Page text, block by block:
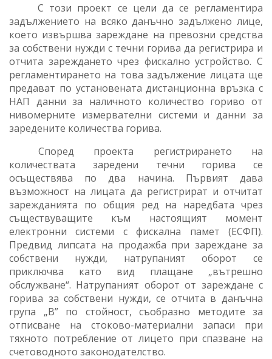
С този проект се цели да се регламентира
задължението на всяко данъчно задължено лице,
което извършва зареждане на превозни средства
за собствени нужди с течни горива да регистрира и
отчита зареждането чрез фискално устройство. С
регламентирането на това задължение лицата ще
предават по установената дистанционна връзка с
НАП данни за наличното количество гориво от
нивомерните измервателни системи и данни за
заредените количества горива.
Според проекта регистрирането на
количествата заредени течни горива се
осъществява по два начина. Първият дава
възможност на лицата да регистрират и отчитат
зарежданията по общия ред на наредбата чрез
съществуващите към настоящият момент
електронни системи с фискална памет (ЕСФП).
Предвид липсата на продажба при зареждане за
собствени нужди, натрупаният оборот се
приключва като вид плащане „вътрешно
обслужване“. Натрупаният оборот от зареждане с
горива за собствени нужди, се отчита в данъчна
група „В” по стойност, съобразно методите за
отписване на стоково-материални запаси при
тяхното потребление от лицето при спазване на
счетоводното законодателство.